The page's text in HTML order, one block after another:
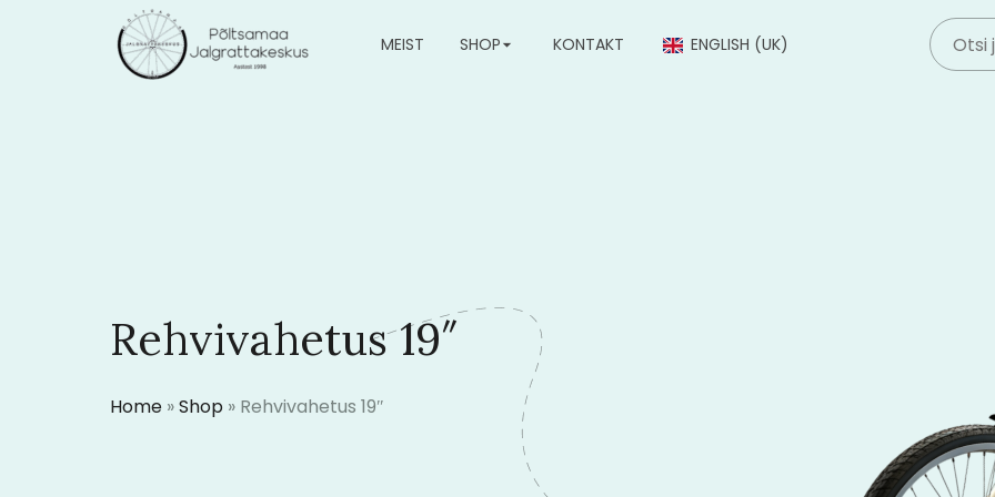
MEIST SHOP KONTAKT ENGLISH (UK)
Rehvivahetus 19″
Home »Shop » Rehvivahetus 19″